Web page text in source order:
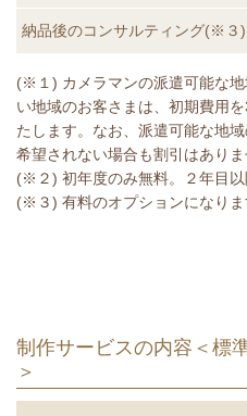
納品後のコンサルティング(※３)
(※１) カメラマンの派遣可能な
い地域のお客さまは、初期費用
たします。なお、派遣可能な地
希望されない場合も割引はありま
(※２) 初年度のみ無料。２年目以
(※３) 有料のオプションになりま
制作サービスの内容＜標
＞